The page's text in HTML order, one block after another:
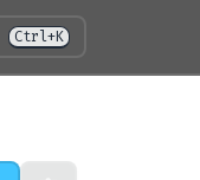
Ctrl+K